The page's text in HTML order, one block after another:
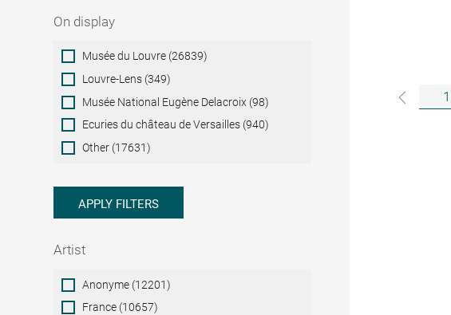
On display
On
display
Musée du Louvre (26839)
Louvre-Lens (349)
Musée National Eugène Delacroix (98)
Ecuries du château de Versailles (940)
Other (17631)
APPLY FILTERS
Artist
ArtistAnonyme (12201)
France (10657)